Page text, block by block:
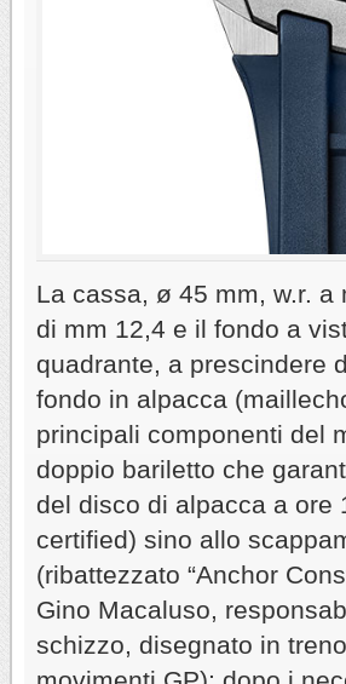
La cassa, ø 45 mm, w.r.
di mm 12,4 e il fondo a
quadrante, a prescindere
fondo in alpacca
principali componenti del
doppio bariletto che
del disco di alpacca a ore
certified) sino allo
(ribattezzato “Anchor
Gino Macaluso,
schizzo, disegnato in